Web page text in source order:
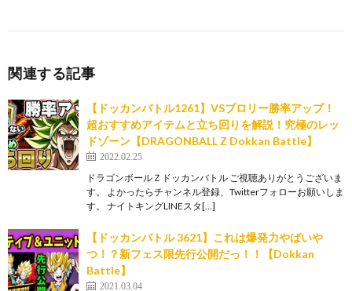
関連する記事
【ドッカンバトル1261】VSブロリー勝率アップ！
超おすすめアイテムと立ち回りを解説！究極のレッ
ドゾーン【DRAGONBALL Z Dokkan Battle】
2022.02.25
ドラゴンボールＺドッカンバトル ご視聴ありがとうございま
す。 よかったらチャンネル登録、Twitterフォローお願いしま
す。 ナイトキングLINEスタ[…]
【ドッカンバトル 3621】これは爆発力やばいや
つ！？新フェス限先行公開だっ！！【Dokkan
Battle】
2021.03.04